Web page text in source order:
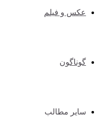
عکس و فیلم
گوناگون
سایر مطالب